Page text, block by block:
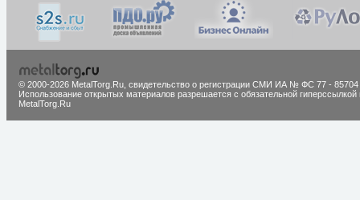
© 2000-2026 MetalTorg.Ru, cвидетельство о регистрации СМИ ИА № ФС 77 - 85704
Использование открытых материалов разрешается с обязательной гиперссылкой
MetalTorg.Ru